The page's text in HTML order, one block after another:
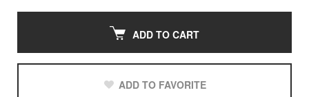
ADD TO CART
ADD TO FAVORITE